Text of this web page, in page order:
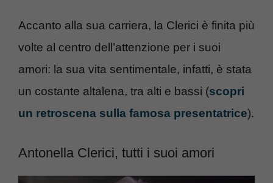
Accanto alla sua carriera, la Clerici è finita più
volte al centro dell’attenzione per i suoi
amori: la sua vita sentimentale, infatti, è stata
un costante altalena, tra alti e bassi (scopri
un retroscena sulla famosa presentatrice).
Antonella Clerici, tutti i suoi amori